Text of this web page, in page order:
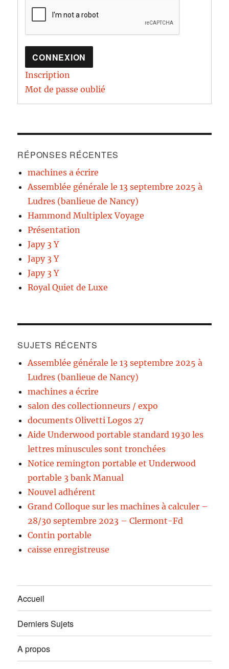
CONNEXION
Inscription
Mot de passe oublié
RÉPONSES RÉCENTES
machines a écrire
Assemblée générale le 13 septembre 2025 à
Ludres (banlieue de Nancy)
Hammond Multiplex Voyage
Présentation
Japy 3 Y
Japy 3 Y
Japy 3 Y
Royal Quiet de Luxe
SUJETS RÉCENTS
Assemblée générale le 13 septembre 2025 à
Ludres (banlieue de Nancy)
machines a écrire
salon des collectionneurs / expo
documents Olivetti Logos 27
Aide Underwood portable standard 1930 les
lettres minuscules sont tronchées
Notice remington portable et Underwood
portable 3 bank Manual
Nouvel adhérent
Grand Colloque sur les machines à calculer –
28/30 septembre 2023 – Clermont-Fd
Contin portable
caisse enregistreuse
Accueil
Derniers Sujets
A propos